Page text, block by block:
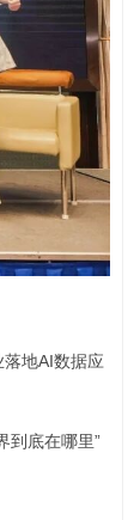
地AI数据应
到底在哪里”